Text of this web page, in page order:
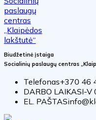
Biudžetinė įstaiga
Socialinių paslaugų centras
Telefonas+370 46
DARBO LAIKASI-V
EL. PAŠTAS